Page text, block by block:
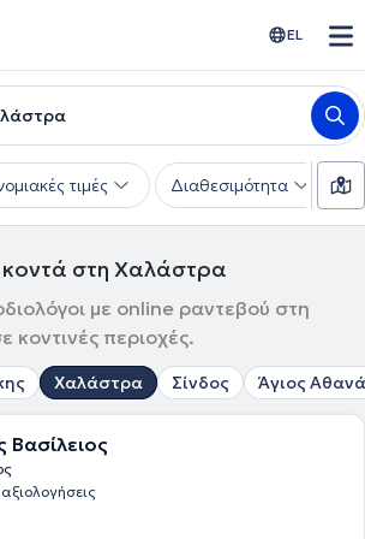
EL
τιμές Διαθεσιμότητα
κοντά στη Χαλάστρα
με online ραντεβού στη
περιοχές.
Χαλάστρα Σίνδος Άγιος